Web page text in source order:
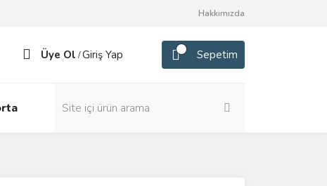
Hakkımızda
Üye Ol /Giriş Yap Sepetim